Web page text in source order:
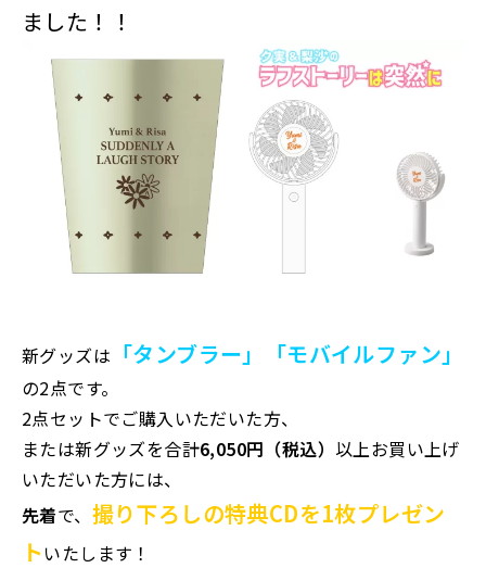
ました！！
新グッズは 「タンブラー」「モバイルファン」
の2点です。
2点セットでご購入いただいた方、
または新グッズを合計6,050円（税込） 以上お買い上げ
いただいた方には、
先着で、 撮り下ろしの特典CDを1枚プレゼン
トいたします！